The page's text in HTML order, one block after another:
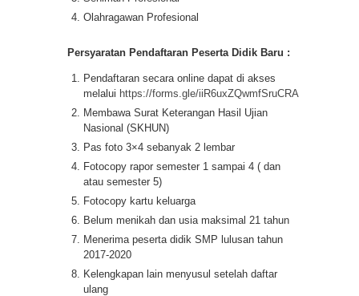
Olahragawan Profesional
Persyaratan Pendaftaran Peserta Didik Baru :
Pendaftaran secara online dapat di akses
melalui https://forms.gle/iiR6uxZQwmfSruCRA
Membawa Surat Keterangan Hasil Ujian
Nasional (SKHUN)
Pas foto 3×4 sebanyak 2 lembar
Fotocopy rapor semester 1 sampai 4 ( dan
atau semester 5)
Fotocopy kartu keluarga
Belum menikah dan usia maksimal 21 tahun
Menerima peserta didik SMP lulusan tahun
2017-2020
Kelengkapan lain menyusul setelah daftar
ulang